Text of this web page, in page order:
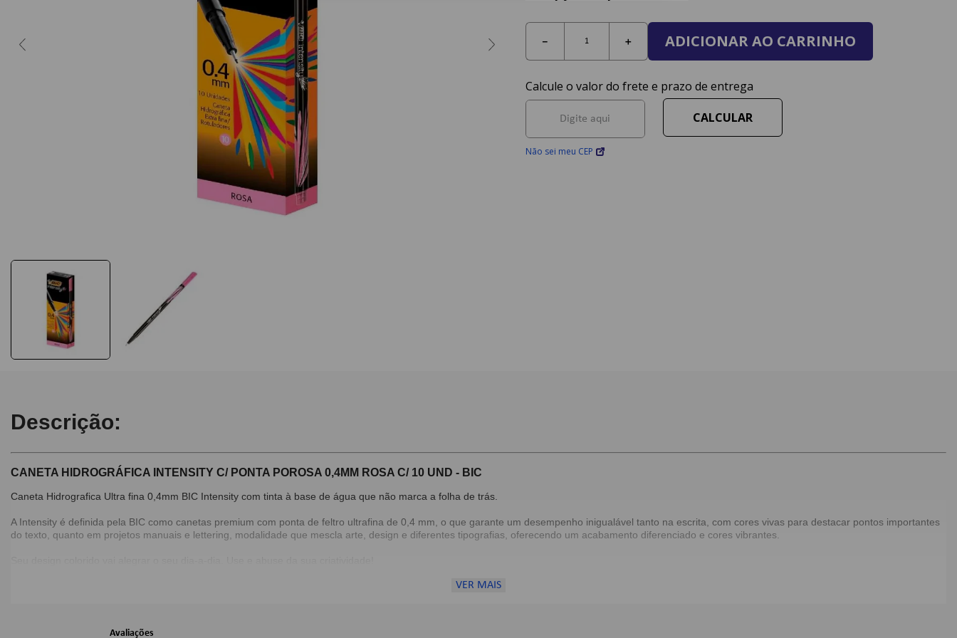
＋
－ ADICIONAR AO CARRINHO
Não sei meu CEP
Descrição:
CANETA HIDROGRÁFICA INTENSITY C/ PONTA POROSA 0,4MM ROSA C/ 10 UND - BIC
Caneta Hidrografica Ultra fina 0,4mm BIC Intensity com tinta à base de água que não marca a folha de trás.
A Intensity é definida pela BIC como canetas premium com ponta de feltro ultrafina de 0,4 mm, o que garante um desempenho inigualável tanto na escrita, com cores vivas para destacar pontos importantes
do texto, quanto em projetos manuais e lettering, modalidade que mescla arte, design e diferentes tipografias, oferecendo um acabamento diferenciado e cores vibrantes.
Corpo arredondado;
VER MAIS
Avaliações
caderno